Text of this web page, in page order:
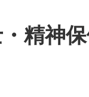
精神